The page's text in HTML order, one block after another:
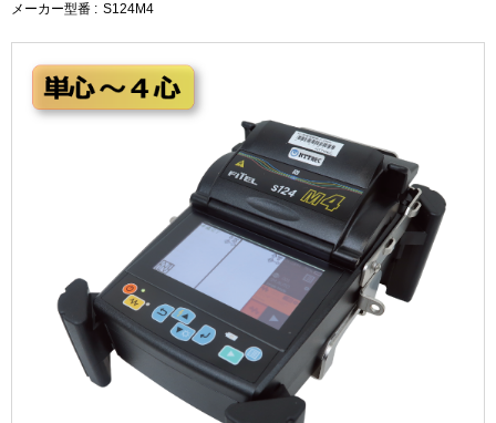
メーカー型番 : S124M4